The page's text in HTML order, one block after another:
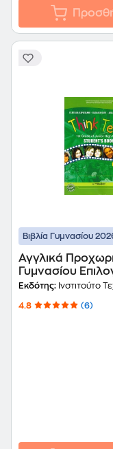
Βιβλία Γυμνασίου
Αγγλικά
Γυμνασίου
0205
Εκδότης: Ινστιτούτο Τεχνολογίας
4.8 (6)